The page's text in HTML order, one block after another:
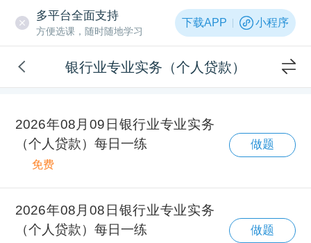
多平台全面支持
方便选课，随时随地学习
下载APP 小程序
银行业专业实务（个人贷款）
2026年08月09日银行业专业实务
（个人贷款）每日一练
免费
做题
2026年08月08日银行业专业实务
（个人贷款）每日一练
做题